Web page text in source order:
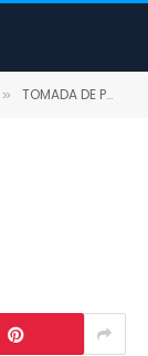
» TOMADA DE PREÇOS Nº 00004/2021 (CONTRATAÇÃO DE EMPRESA PARA AQUISIÇÃO DE GÊNEROS ALIMENTÍCIOS)